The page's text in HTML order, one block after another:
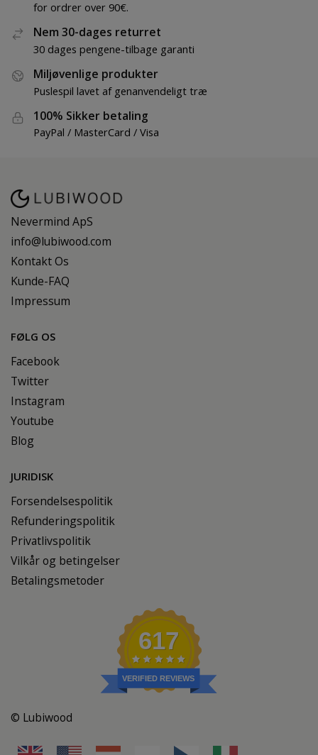
for ordrer over 90€.
Nem 30-dages returret
30 dages pengene-tilbage garanti
Miljøvenlige produkter
Puslespil lavet af genanvendeligt træ
100% Sikker betaling
PayPal / MasterCard / Visa
Nevermind ApS
info@lubiwood.com
Kontakt Os
Kunde-FAQ
Impressum
FØLG OS
Facebook
Twitter
Instagram
Youtube
Blog
JURIDISK
Forsendelsespolitik
Refunderingspolitik
Privatlivspolitik
Vilkår og betingelser
Betalingsmetoder
617
VERIFIED REVIEWS
© Lubiwood